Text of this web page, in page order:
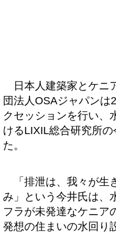
日本人建築家とケニ
団法人OSAジャパンは
クセッションを行い、
けるLIXIL総合研究所
た。
「排泄は、我々が
み」という今井氏は、
フラが未発達なケニア
発想の住まいの水回り